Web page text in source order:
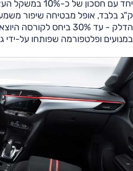
ק"ג בלבד, אופל מבטיחה שיפור
הדלק - עד 30% ביחס
במנועים ופלטפורמה שפותחו על-ידי